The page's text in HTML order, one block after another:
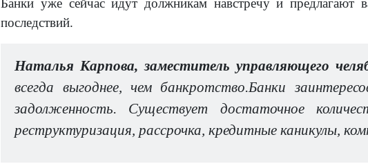
Банки уже сейчас идут должникам навстречу и предлагают
последствий.
Наталья Карпова, заместитель управляющего
всегда выгоднее, чем банкротство.Банки
задолженность. Существует достаточное
реструктуризация, рассрочка, кредитные каникулы,